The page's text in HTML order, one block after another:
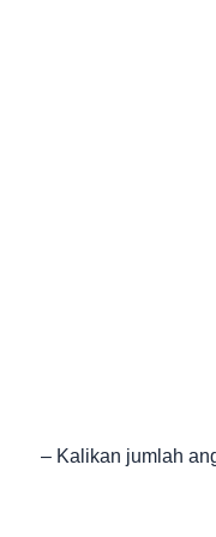
– Kalikan jumlah